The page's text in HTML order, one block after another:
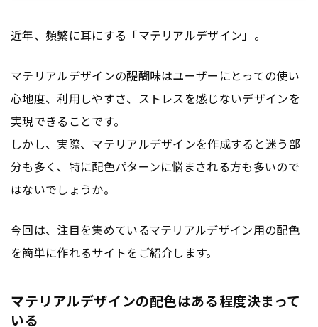
近年、頻繁に耳にする「マテリアルデザイン」。
マテリアルデザインの醍醐味はユーザーにとっての使い
心地度、利用しやすさ、ストレスを感じないデザインを
実現できることです。
しかし、実際、マテリアルデザインを作成すると迷う部
分も多く、特に配色パターンに悩まされる方も多いので
はないでしょうか。
今回は、注目を集めているマテリアルデザイン用の配色
を簡単に作れるサイトをご紹介します。
マテリアルデザインの配色はある程度決まって
いる